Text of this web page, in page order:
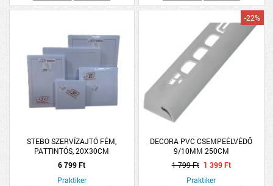
STEBO SZERVÍZAJTÓ FÉM,
PATTINTÓS, 20X30CM
6 799 Ft
Praktiker
DECORA PVC CSEMPEÉLVÉDŐ
9/10MM 250CM
-22%
1 799 Ft 1 399 Ft
Praktiker